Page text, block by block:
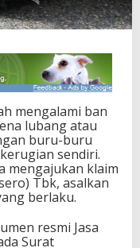
mengalami ban
lubang atau
buru-buru
sendiri.
mengajukan klaim
Tbk, asalkan
berlaku.
resmi Jasa
Surat